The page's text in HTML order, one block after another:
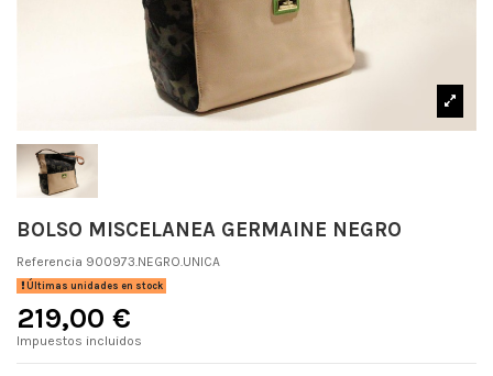
BOLSO MISCELANEA GERMAINE NEGRO
Referencia 900973.NEGRO.UNICA
Últimas unidades en stock
219,00 €
Impuestos incluidos